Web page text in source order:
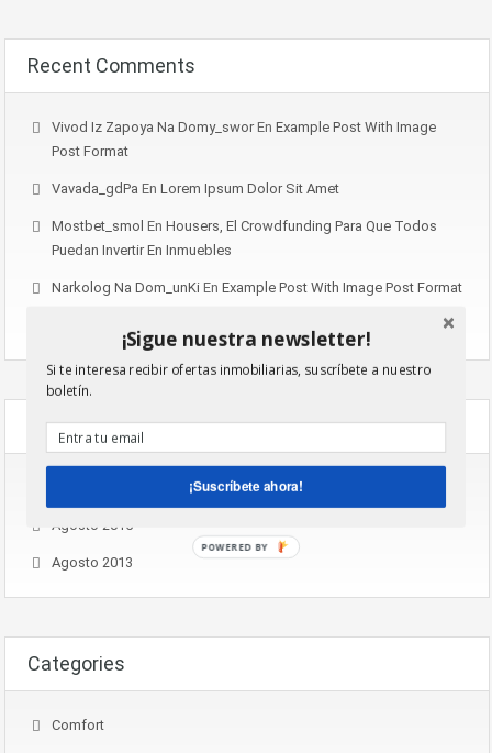
Recent Comments
Vivod Iz Zapoya Na Domy_sworEn Example Post With Image
Post Format
Vavada_gdPa En Lorem Ipsum Dolor Sit Amet
Mostbet_smol En Housers, El Crowdfunding Para Que Todos
Puedan Invertir En Inmuebles
Narkolog Na Dom_unKi En Example Post With Image Post Format
Archives
Agosto 2015
Agosto 2013
Categories
Comfort
¡Sigue nuestra newsletter!
Si te interesa recibir ofertas inmobiliarias, suscríbete a nuestro
boletín.
¡Suscríbete ahora!
POWERED BY